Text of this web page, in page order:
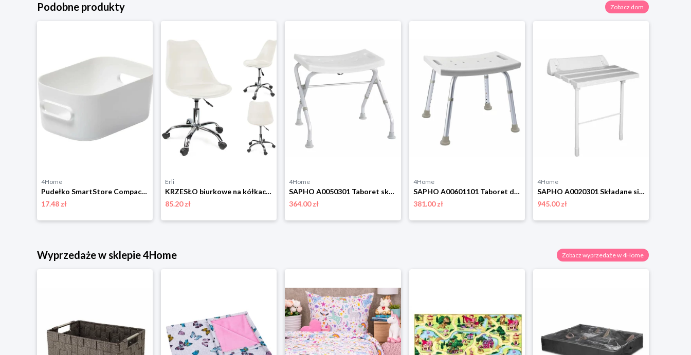
Podobne produkty Zobacz dom
4Home
Pudełko SmartStore Compact XS, 0,6 l, białe, XS Orthex Group
17.48 zł
Erli
KRZESŁO biurkowe na kółkach obrotowe Z PODUSZKĄ biurka IGER białe JUMIhome
85.20 zł
4Home
SAPHO A0050301 Taboret składany dlaniepełnosprawnych, biały Aqualine
364.00 zł
4Home
SAPHO A00601101 Taboret dla niepełnosprawnych,regulowana wysokość, biały Aqualine
381.00 zł
4Home
SAPHO A0020301 Składane siedzisko prysznicowe dlaniepełnosprawnych z oparciem, białe Aqualine
945.00 zł
Wyprzedaże w sklepie 4Home Zobacz wyprzedaże w 4Home